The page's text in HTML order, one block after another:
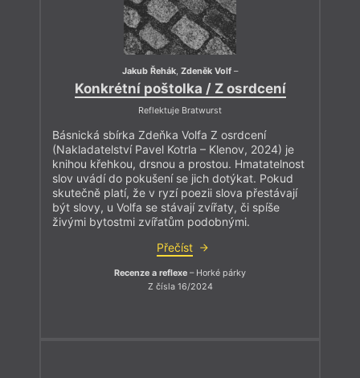
Jakub Řehák, Zdeněk Volf –
Konkrétní poštolka / Z osrdcení
Reflektuje Bratwurst
Básnická sbírka Zdeňka Volfa Z osrdcení
(Nakladatelství Pavel Kotrla – Klenov, 2024) je
knihou křehkou, drsnou a prostou. Hmatatelnost
slov uvádí do pokušení se jich dotýkat. Pokud
skutečně platí, že v ryzí poezii slova přestávají
být slovy, u Volfa se stávají zvířaty, či spíše
živými bytostmi zvířatům podobnými.
Přečíst
Recenze a reflexe – Horké párky
Z čísla 16/2024